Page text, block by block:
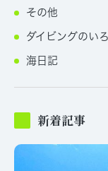
その他
ダイビングのい
海日記
新着記事